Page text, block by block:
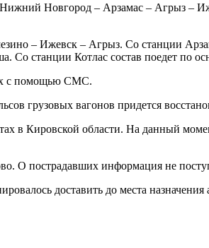
Новгород – Арзамас – Агрыз –
– Ижевск – Агрыз. Со станции
Со станции Котлас состав поедет по
с помощью СМС.
грузовых вагонов придется
в Кировской области. На данный
О пострадавших информация не
доставить до места